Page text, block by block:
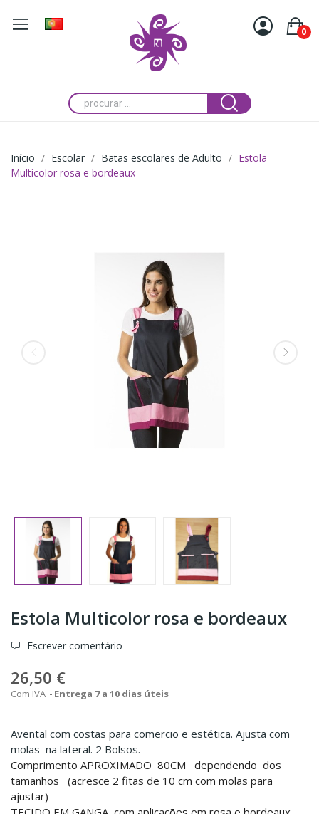
0
Início Escolar Batas escolares de Adulto
Estola
Multicolor rosa e bordeaux
Estola Multicolor rosa e bordeaux
Escrever comentário
26,50 €
Com IVA Entrega 7 a 10 dias úteis
Avental com costas para comercio e estética. Ajusta com
molas na lateral. 2 Bolsos.
Comprimento APROXIMADO 80CM dependendo dos
tamanhos (acresce 2 fitas de 10 cm com molas para
ajustar)